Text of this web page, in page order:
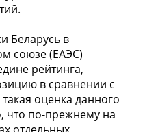
Беларусь в
союзе (ЕАЭС)
рейтинга,
в сравнении с
оценка данного
что по-прежнему на